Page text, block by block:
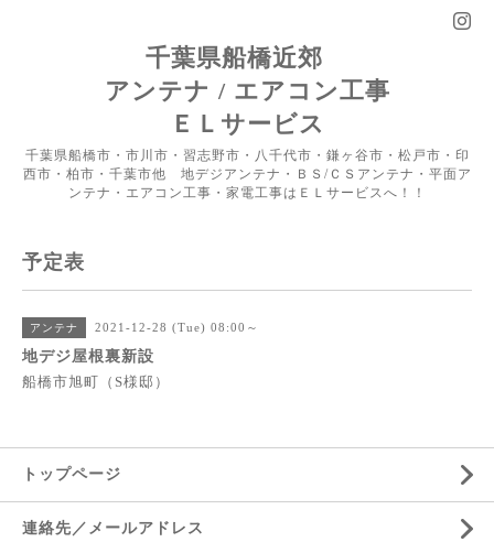
千葉県船橋近郊
アンテナ / エアコン工事
ＥＬサービス
千葉県船橋市・市川市・習志野市・八千代市・鎌ヶ谷市・松戸市・印
西市・柏市・千葉市他 地デジアンテナ・ＢＳ/ＣＳアンテナ・平面ア
ンテナ・エアコン工事・家電工事はＥＬサービスへ！！
予定表
アンテナ 2021-12-28 (Tue) 08:00～
地デジ屋根裏新設
船橋市旭町（S様邸）
トップページ
連絡先／メールアドレス